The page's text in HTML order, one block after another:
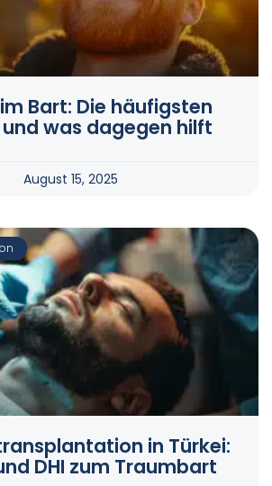
Bart: Die häufigsten
was dagegen hilft
August 15, 2025
in Türkei:
DHI zum Traumbart